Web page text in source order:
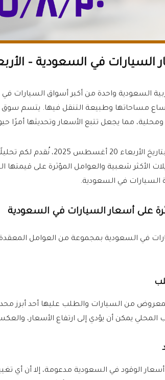
في السعودية – الأربعاء 20 أغسطس
السعودية واحدة من أكبر أسواق
مساحاتها وطبيعة التنقل فيها. يتسم سوق
ومحلية، مما يجعل تتبع الأسعار وتحديثها
في هذا المقال، وبتاريخ
الأكثر شعبية والعوامل المؤثرة على
السيارات في السعودية.
على أسعار السيارات في السعودية
في السعودية بمجموعة من العوامل
من السيارات والطلب عليها أحد أبرز
المحلي يمكن أن يؤدي إلى ارتفاع الأسعار،
الوقود في السعودية مدعومة، إلا أن أي